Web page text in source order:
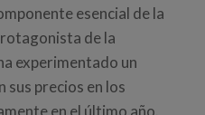
esencial de la
de la
experimentado un
precios en los
en el último año.